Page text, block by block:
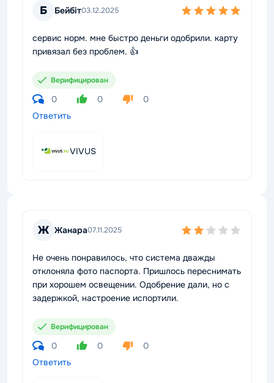
Б Бейбіт03.12.2025
сервис норм. мне быстро деньги одобрили. карту
привязал без проблем. 👍
Верифицирован
0 0
0
Ответить
VIVUS
Ж Жанара07.11.2025
Не очень понравилось, что система дважды
отклоняла фото паспорта. Пришлось переснимать
при хорошем освещении. Одобрение дали, но с
задержкой, настроение испортили.
Верифицирован
0 0
0
Ответить